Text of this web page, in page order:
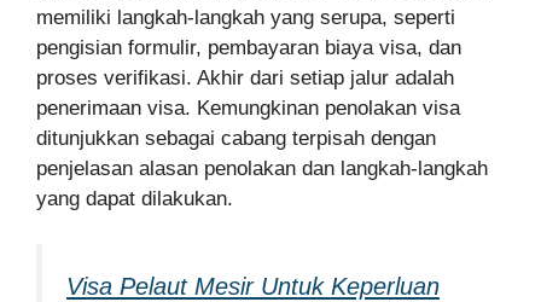
memiliki langkah-langkah yang serupa, seperti
pengisian formulir, pembayaran biaya visa, dan
proses verifikasi. Akhir dari setiap jalur adalah
penerimaan visa. Kemungkinan penolakan visa
ditunjukkan sebagai cabang terpisah dengan
penjelasan alasan penolakan dan langkah-langkah
yang dapat dilakukan.
Visa Pelaut Mesir Untuk Keperluan